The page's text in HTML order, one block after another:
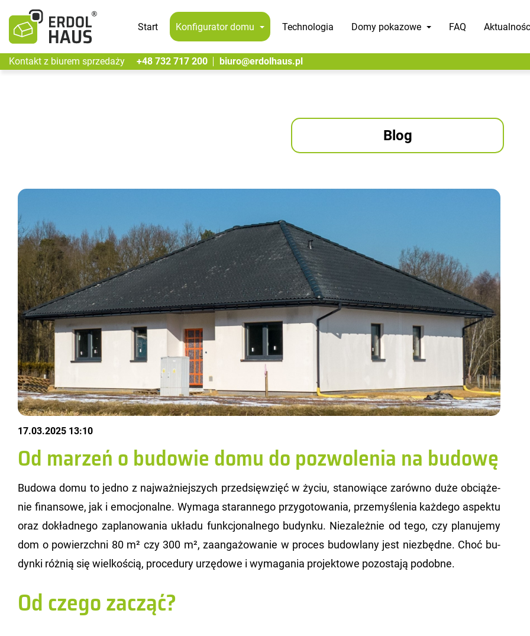
Start Konfiguratordomu Technologia Domy pokazowe FAQ
Kontakt z biurem sprzedaży +48 732 717 200 biuro@erdolhaus.pl
Blog
17.03.2025 13:10
Od marzeń o budowie domu do pozwolenia na budowę
Bu­do­wa domu to jedno z naj­waż­niej­szych przed­się­wzięć w życiu, sta­no­wią­ce za­rów­no duże ob­cią­że­
nie fi­nan­so­we, jak i emo­cjo­nal­ne. Wy­ma­ga sta­ran­ne­go przy­go­to­wa­nia, prze­my­śle­nia każ­de­go aspek­tu
oraz do­kład­ne­go za­pla­no­wa­nia ukła­du funk­cjo­nal­ne­go bu­dyn­ku. Nie­za­leż­nie od tego, czy pla­nu­je­my
dom o po­wierzch­ni 80 m² czy 300 m², za­an­ga­żo­wa­nie w pro­ces bu­dow­la­ny jest nie­zbęd­ne. Choć bu­
dyn­ki róż­nią się wiel­ko­ścią, pro­ce­du­ry urzę­do­we i wy­ma­ga­nia pro­jek­to­we po­zo­sta­ją po­dob­ne.
Od czego zacząć?